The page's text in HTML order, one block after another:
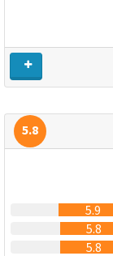
5.8
5.9
5.8
5.8